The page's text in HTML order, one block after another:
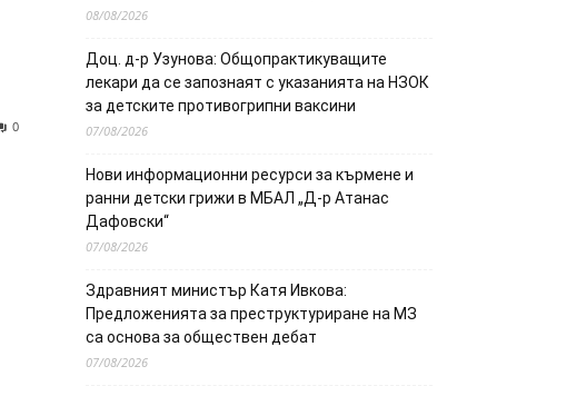
0
08/08/2026
Доц. д-р Узунова: Общопрактикуващите
лекари да се запознаят с указанията на НЗОК
за детските противогрипни ваксини
07/08/2026
Нови информационни ресурси за кърмене и
ранни детски грижи в МБАЛ „Д-р Атанас
Дафовски“
07/08/2026
Здравният министър Катя Ивкова:
Предложенията за преструктуриране на МЗ
са основа за обществен дебат
07/08/2026